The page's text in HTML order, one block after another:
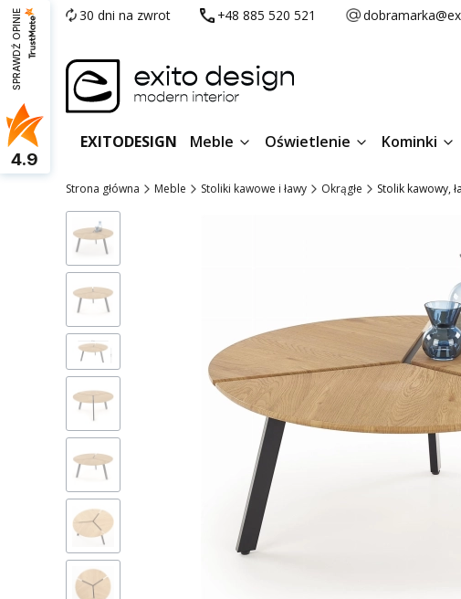
30 dni na zwrot +48 885 520 521
EXITODESIGN Meble Oświetlenie Kominki
Strona główna Meble Stoliki kawowe i ławy Okrągłe Stolik kawowy,
SPRAWDŹ OPINIE
4.9